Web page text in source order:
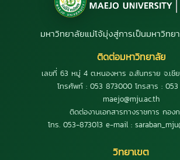
มหาวิทยาลัยแม่โจ้มุ่งสู่การเป็นมหาวิทย
ติดต่อมหาวิทยาลัย
เลขที่ 63 หมู่ 4 ต.หนองหาร อ.สันทราย จ.เชี
โทรศัพท์ : 053 873000 โทรสาร : 053
maejo@mju.ac.th
ติดต่องานเอกสารทางราชการ กอง
โทร. 053-873013 e-mail :
วิทยาเขต